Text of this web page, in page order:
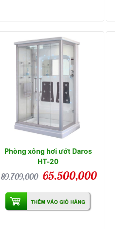
Phòng xông hơi ướt Daros
HT-20
89.709,000 65.500,000